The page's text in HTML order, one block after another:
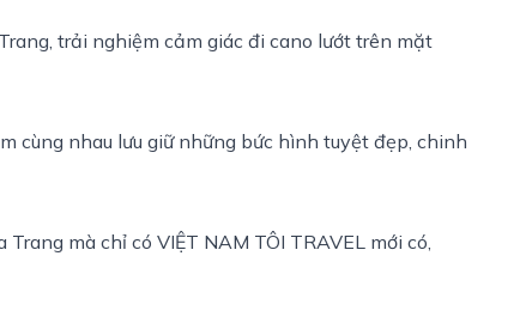
trải nghiệm cảm giác đi cano lướt trên mặt
cùng nhau lưu giữ những bức hình tuyệt đẹp, chinh
mà chỉ có VIỆT NAM TÔI TRAVEL mới có,